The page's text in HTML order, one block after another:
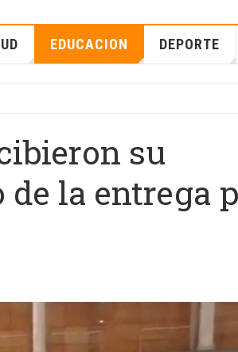
EDUCACION DEPORTE
su
la entrega